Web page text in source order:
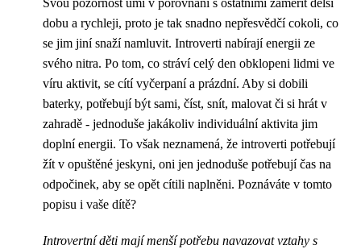
Svou pozornost umí v porovnání s ostatními zaměřit delší
dobu a rychleji, proto je tak snadno nepřesvědčí cokoli, co
se jim jiní snaží namluvit. Introverti nabírají energii ze
svého nitra. Po tom, co stráví celý den obklopeni lidmi ve
víru aktivit, se cítí vyčerpaní a prázdní. Aby si dobili
baterky, potřebují být sami, číst, snít, malovat či si hrát v
zahradě - jednoduše jakákoliv individuální aktivita jim
doplní energii. To však neznamená, že introverti potřebují
žít v opuštěné jeskyni, oni jen jednoduše potřebují čas na
odpočinek, aby se opět cítili naplněni. Poznáváte v tomto
popisu i vaše dítě?
Introvertní děti mají menší potřebu navazovat vztahy s